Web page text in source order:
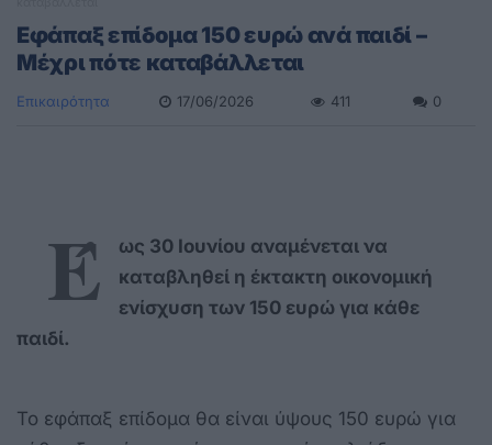
Εφάπαξ επίδομα 150 ευρώ ανά παιδί –
Μέχρι πότε καταβάλλεται
Επικαιρότητα 17/06/2026 411 0
Έ
ως 30 Ιουνίου αναμένεται να
καταβληθεί η έκτακτη οικονομική
ενίσχυση των 150 ευρώ για κάθε
παιδί.
Το εφάπαξ επίδομα θα είναι ύψους 150 ευρώ για